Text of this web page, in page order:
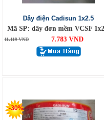
Dây điện Cadisun 1x2.5
Mã SP: dây đơn mềm VCSF
11.119 VND 7.783 VND
-30%